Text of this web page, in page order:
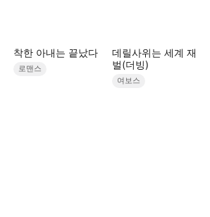
착한 아내는 끝났다
로맨스
데릴사위는 세계 재
벌(더빙)
여보스